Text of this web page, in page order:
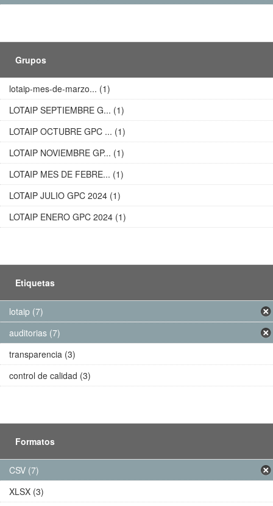
Grupos
lotaip-mes-de-marzo... (1)
LOTAIP SEPTIEMBRE G... (1)
LOTAIP OCTUBRE GPC ... (1)
LOTAIP NOVIEMBRE GP... (1)
LOTAIP MES DE FEBRE... (1)
LOTAIP JULIO GPC 2024 (1)
LOTAIP ENERO GPC 2024 (1)
Etiquetas
lotaip (7)
auditorias (7)
transparencia (3)
control de calidad (3)
Formatos
CSV (7)
XLSX (3)